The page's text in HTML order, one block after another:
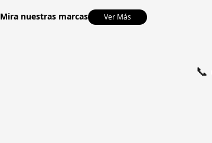
Mira nuestras marcas Ver Más
📞